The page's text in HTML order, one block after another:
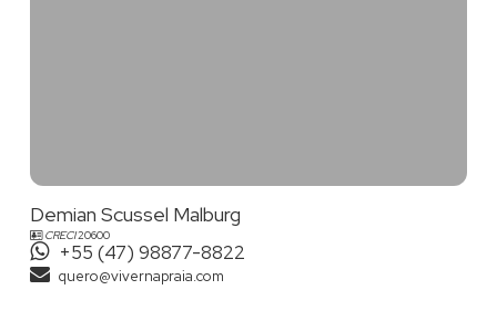
Demian Scussel Malburg
CRECI20600
+55 (47) 98877-8822
quero@vivernapraia.com